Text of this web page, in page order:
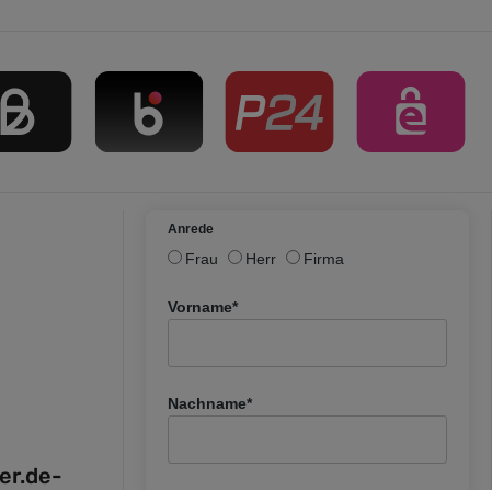
Anrede
Frau Herr Firma
Vorname*
Nachname*